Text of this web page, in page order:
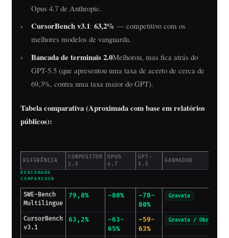
Opus 4.7 de Anthropic.
CursorBench v3.1:63,2% — competitivo com os
melhores modelos de vanguarda.
Bancada de terminais 2.0Melhorou, mas fica atrás do
GPT-5.5 (que apresentou uma taxa de acerto de cerca de
69,3%, contra uma taxa maior do GPT).
Tabela comparativa (Aproximada com base em relatórios
públicos):
REFERÊNCIA
COMPOSITOR
2.5
OPUS
4.7
GPT-
5.5
GANHADOR
SWE-Bench
Multilíngue
79,8% ~80%
~78-
80%
Gravata
CursorBench
v3.1
63,2%
~63-
65%
~59-
63%
Gravata / Obra Leve